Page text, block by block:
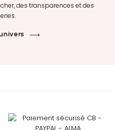
des transparences et des